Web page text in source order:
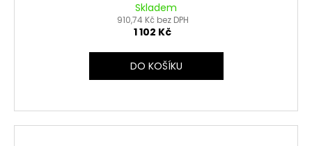
Skladem
910,74 Kč bez DPH
1 102 Kč
DO KOŠÍKU